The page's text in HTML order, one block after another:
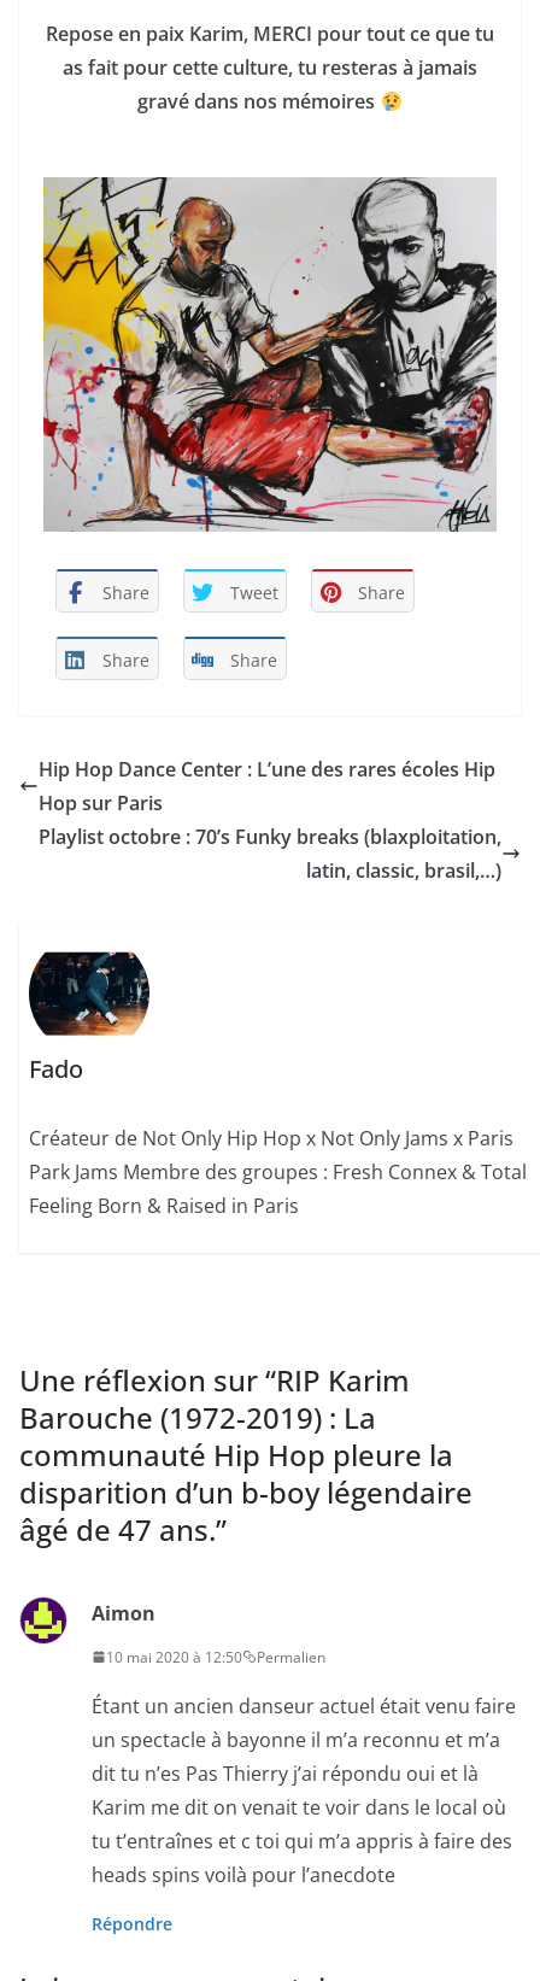
Repose en paix Karim, MERCI pour tout ce que tu
as fait pour cette culture, tu resteras à jamais
gravé dans nos mémoires
Share Tweet Share
Share Share
Hip Hop Dance Center : L’une des rares écoles Hip
Hop sur Paris
Playlist octobre : 70’s Funky breaks (blaxploitation,
latin, classic, brasil,…)
Fado
Créateur de Not Only Hip Hop x Not Only Jams x Paris
Park Jams Membre des groupes : Fresh Connex & Total
Feeling Born & Raised in Paris
Une réflexion sur “RIP Karim
Barouche (1972-2019) : La
communauté Hip Hop pleure la
disparition d’un b-boy légendaire
âgé de 47 ans.”
Aimon
10 mai 2020 à 12:50 Permalien
Étant un ancien danseur actuel était venu faire
un spectacle à bayonne il m’a reconnu et m’a
dit tu n’es Pas Thierry j’ai répondu oui et là
Karim me dit on venait te voir dans le local où
tu t’entraînes et c toi qui m’a appris à faire des
heads spins voilà pour l’anecdote
Répondre